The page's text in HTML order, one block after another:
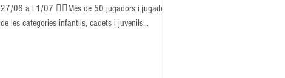
27/06 a l'1/07 👉🏽Més de 50 jugadors i jugadores
de les categories infantils, cadets i juvenils...